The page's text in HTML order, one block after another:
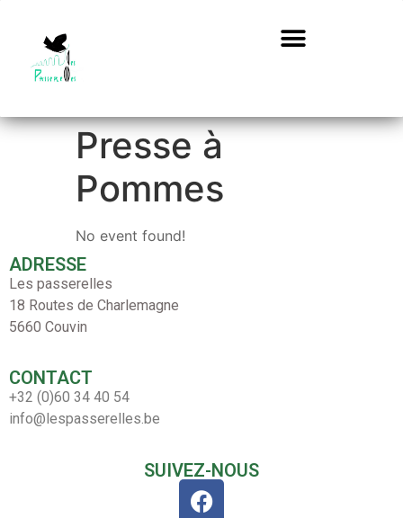
Presse à
Pommes
No event found!
ADRESSE
Les passerelles
18 Routes de Charlemagne
5660 Couvin
CONTACT
+32 (0)60 34 40 54
info@lespasserelles.be
SUIVEZ-NOUS